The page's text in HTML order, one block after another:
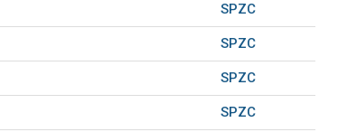
SPZC
SPZC
SPZC
SPZC